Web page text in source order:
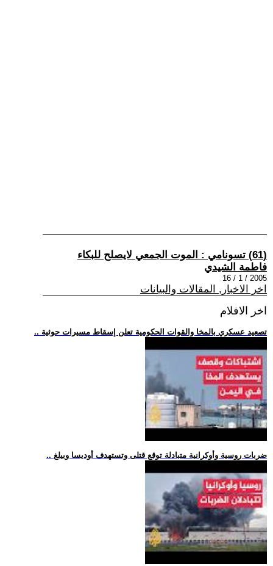
(61) تسونامي : الموت الجمعي لايصلح للبكاء
فاطمة الشيدي
2005 / 1 / 16
اخر الاخبار, المقالات والبيانات
اخر الافلام
.. تصعيد عسكري بالمخا والقوات الحكومية تعلن إسقاط مسيرات حوثية
.. ضربات روسية وأوكرانية متبادلة توقع قتلى وتستهدف أوديسا وبيلغ